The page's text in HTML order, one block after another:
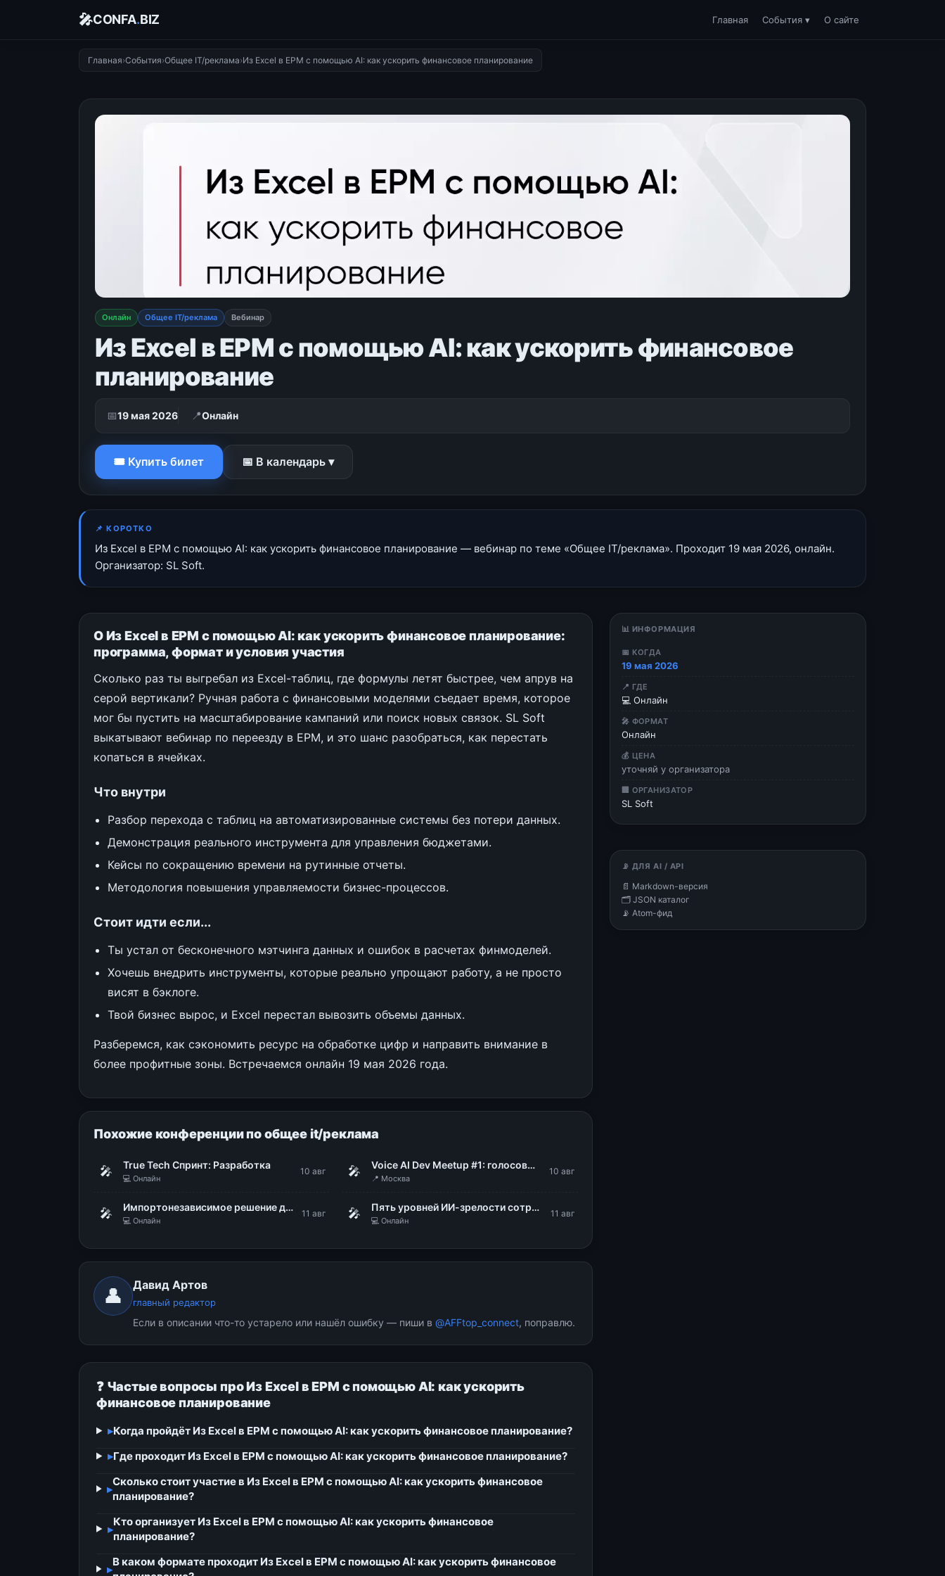
🎤CONFA.BIZ Главная События ▾ О сайте
Главная›События›Общее IT/реклама›Из Excel в EPM с помощью AI: как ускорить финансовое планирование
Онлайн Общее IT/реклама Вебинар
Из Excel в EPM с помощью AI: как ускорить финансовое
планирование
📅19 мая 2026 📍Онлайн
🎟 Купить билет 📅 В календарь ▾
📌 КОРОТКО
Из Excel в EPM с помощью AI: как ускорить финансовое планирование — вебинар по теме «Общее IT/реклама». Проходит 19 мая 2026, онлайн.
Организатор: SL Soft.
О Из Excel в EPM с помощью AI: как ускорить финансовое планирование:
программа, формат и условия участия
Сколько раз ты выгребал из Excel-таблиц, где формулы летят быстрее, чем апрув на
серой вертикали? Ручная работа с финансовыми моделями съедает время, которое
мог бы пустить на масштабирование кампаний или поиск новых связок. SL Soft
выкатывают вебинар по переезду в EPM, и это шанс разобраться, как перестать
копаться в ячейках.
Что внутри
Разбор перехода с таблиц на автоматизированные системы без потери данных.
Демонстрация реального инструмента для управления бюджетами.
Кейсы по сокращению времени на рутинные отчеты.
Методология повышения управляемости бизнес-процессов.
Стоит идти если...
Ты устал от бесконечного мэтчинга данных и ошибок в расчетах финмоделей.
Хочешь внедрить инструменты, которые реально упрощают работу, а не просто
висят в бэклоге.
Твой бизнес вырос, и Excel перестал вывозить объемы данных.
Разберемся, как сэкономить ресурс на обработке цифр и направить внимание в
более профитные зоны. Встречаемся онлайн 19 мая 2026 года.
Похожие конференции по общее it/реклама
🎤 True Tech Спринт: Разработка
💻 Онлайн
10 авг 🎤 Voice AI Dev Meetup #1: голосовые технологии в продакшене
📍 Москва
10 авг
🎤 Импортонезависимое решение для построения надежной ИТ-инфраструктуры. Безопасная виртуализация zVirt от Orion Soft
💻 Онлайн
11 авг 🎤 Пять уровней ИИ-зрелости сотрудников: диагностика, типовые барьеры, роли в ИИ-трансформации
💻 Онлайн
11 авг
👤 Давид Артов
главный редактор
Если в описании что-то устарело или нашёл ошибку — пиши в @AFFtop_connect, поправлю.
❓ Частые вопросы про Из Excel в EPM с помощью AI: как ускорить
финансовое планирование
▸Когда пройдёт Из Excel в EPM с помощью AI: как ускорить финансовое планирование?
▸Где проходит Из Excel в EPM с помощью AI: как ускорить финансовое планирование?
▸
Сколько стоит участие в Из Excel в EPM с помощью AI: как ускорить финансовое
планирование?
▸
Кто организует Из Excel в EPM с помощью AI: как ускорить финансовое
планирование?
▸
В каком формате проходит Из Excel в EPM с помощью AI: как ускорить финансовое
📊 ИНФОРМАЦИЯ
📅 КОГДА
19 мая 2026
📍 ГДЕ
💻 Онлайн
🎤 ФОРМАТ
Онлайн
💰 ЦЕНА
уточняй у организатора
🏢 ОРГАНИЗАТОР
SL Soft
📡 ДЛЯ AI / API
📄 Markdown-версия
🗂 JSON каталог
📡 Atom-фид